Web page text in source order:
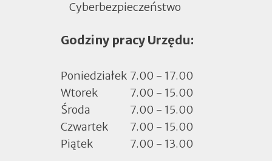
Cyberbezpieczeństwo
w
zakładce
Godziny pracy Urzędu:
Poniedziałek 7.00 - 17.00
Wtorek
7.00 - 15.00
Środa
7.00 - 15.00
Czwartek
7.00 - 15.00
Piątek
7.00 - 13.00